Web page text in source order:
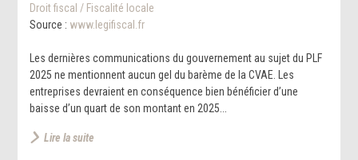
Droit fiscal / Fiscalité locale
Source : www.legifiscal.fr
Les dernières communications du gouvernement au sujet du PLF
2025 ne mentionnent aucun gel du barème de la CVAE. Les
entreprises devraient en conséquence bien bénéficier d’une
baisse d’un quart de son montant en 2025...
Lire la suite